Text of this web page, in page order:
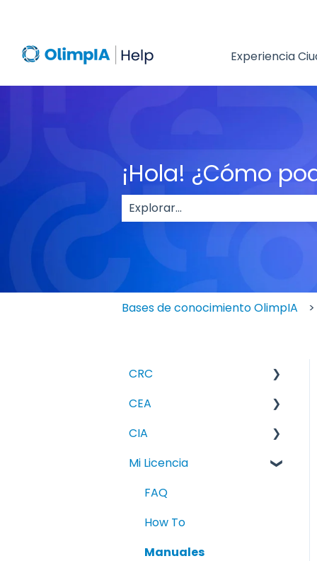
Experiencia
¡Hola! ¿Cómo
Bases de conocimiento OlimpIA
CRC
FAQ
How To
Knowledge Error
Manuales
CEA
FAQ
How To
Knowledge Error
Manuales
CIA
FAQ
Mi Licencia
FAQ
How To
Manuales